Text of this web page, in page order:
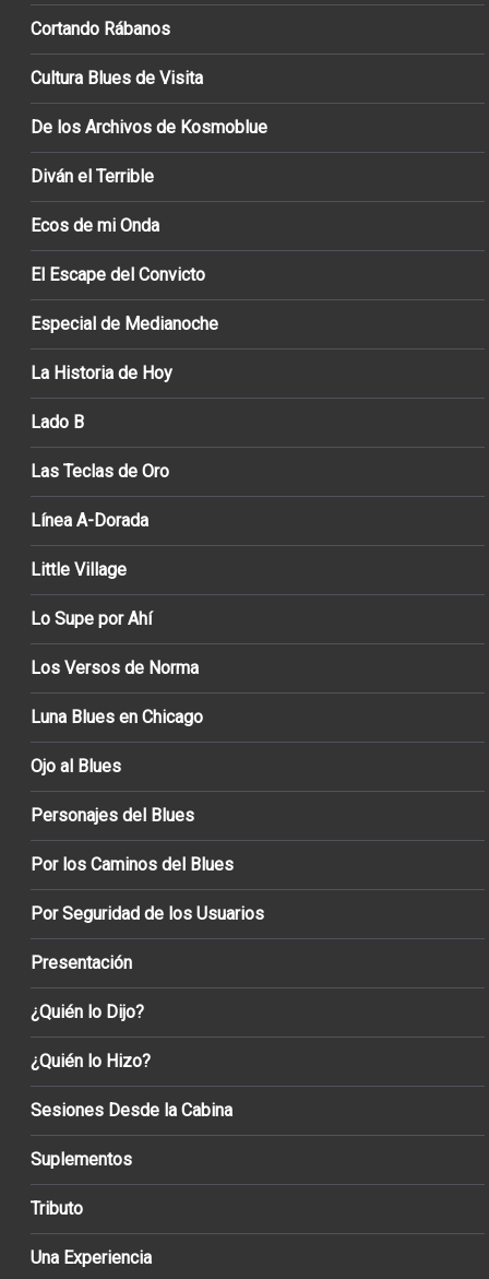
Cortando Rábanos
Cultura Blues de Visita
De los Archivos de Kosmoblue
Diván el Terrible
Ecos de mi Onda
El Escape del Convicto
Especial de Medianoche
La Historia de Hoy
Lado B
Las Teclas de Oro
Línea A-Dorada
Little Village
Lo Supe por Ahí
Los Versos de Norma
Luna Blues en Chicago
Ojo al Blues
Personajes del Blues
Por los Caminos del Blues
Por Seguridad de los Usuarios
Presentación
¿Quién lo Dijo?
¿Quién lo Hizo?
Sesiones Desde la Cabina
Suplementos
Tributo
Una Experiencia